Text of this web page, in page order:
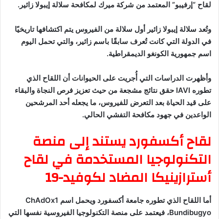
لقاح “إرفيبو” المعتمد من شركة ميرك لمكافحة سلالة إيبولا زائير.
وتُعد سلالة إيبولا زائير أول سلالة من الفيروس يتم اكتشافها تاريخيًا
في الدولة التي كانت تُعرف سابقًا باسم زائير، والتي تحمل اليوم
اسم جمهورية الكونغو الديمقراطية.
وأظهرت الدراسات التي أُجريت على الحيوانات أن اللقاح الذي
تطوره IAVI حقق نتائج مشجعة من حيث تعزيز فرص النجاة والبقاء
على قيد الحياة بعد التعرض للفيروس، ما يجعله أحد المرشحين
الواعدين في جهود مكافحة التفشي الحالي.
لقاح أكسفورد يستند إلى منصة
التكنولوجيا المستخدمة في لقاح
أسترازينيكا المضاد لكوفيد-19
أما اللقاح الذي تطوره جامعة أكسفورد ويحمل اسم ChAdOx1
Bundibugyo، فيعتمد على منصة التكنولوجيا الفيروسية نفسها التي